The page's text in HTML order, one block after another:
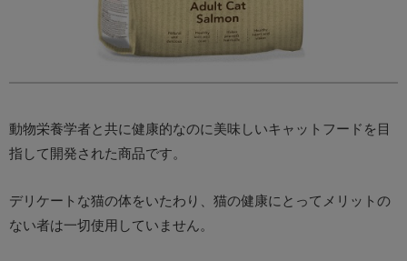
動物栄養学者と共に健康的なのに美味しいキャットフードを目
指して開発された商品です。
デリケートな猫の体をいたわり、猫の健康にとってメリットの
ない者は一切使用していません。